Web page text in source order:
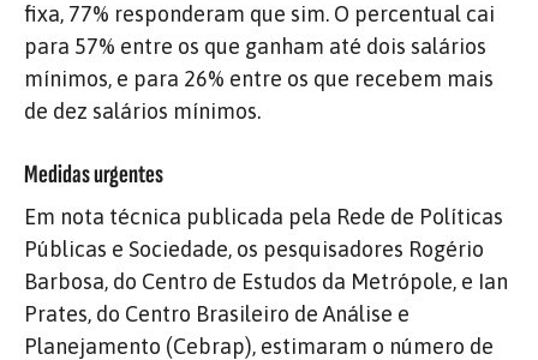
fixa, 77% responderam que sim. O percentual cai
para 57% entre os que ganham até dois salários
mínimos, e para 26% entre os que recebem mais
de dez salários mínimos.
Medidas urgentes
Em nota técnica publicada pela Rede de Políticas
Públicas e Sociedade, os pesquisadores Rogério
Barbosa, do Centro de Estudos da Metrópole, e Ian
Prates, do Centro Brasileiro de Análise e
Planejamento (Cebrap), estimaram o número de